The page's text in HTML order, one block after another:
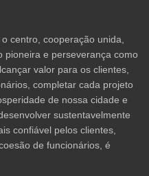
centro, cooperação unida,
pioneira e perseverança como
valor para os clientes,
completar cada projeto
de nossa cidade e
sustentavelmente
confiável pelos clientes,
de funcionários, é